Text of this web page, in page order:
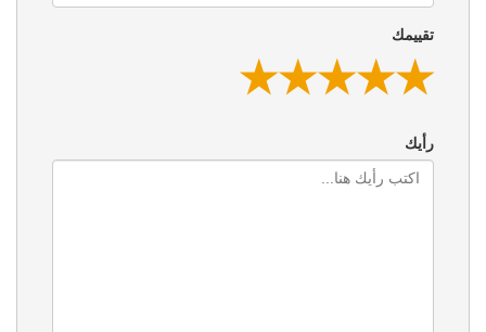
تقييمك
★
★
★★
★
★ ★
★
★
★ ★
★
★
★
★
رأيك